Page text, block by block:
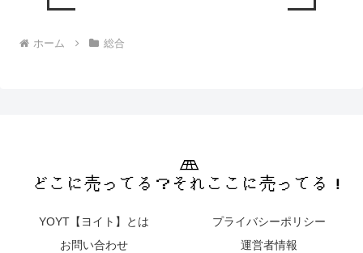
ホーム 総合
YOYT【ヨイト】とは
プライバシーポリシー
お問い合わせ
運営者情報